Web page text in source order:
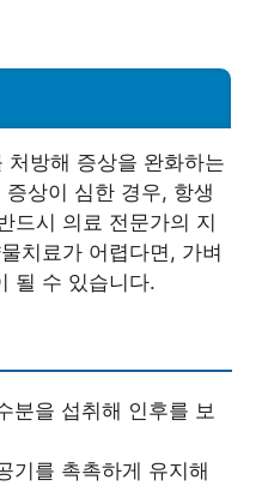
처방해 증상을 완화하는
상이 심한 경우, 항생
드시 의료 전문가의 지
치료가 어렵다면, 가벼
될 수 있습니다.
분을 섭취해 인후를 보
기를 촉촉하게 유지해